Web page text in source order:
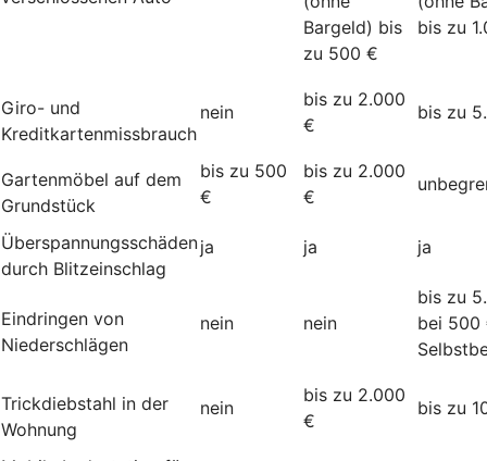
Bargeld) bis
zu 500 €
bis zu
Giro- und
Kreditkartenmissbrauch
nein
bis zu 2.000
€
bis zu
Gartenmöbel auf dem
Grundstück
bis zu 500
€
bis zu 2.000
€
Überspannungsschäden
durch Blitzeinschlag
ja ja ja
Eindringen von
Niederschlägen
nein nein
bis zu
bei 500
Trickdiebstahl in der
Wohnung
nein
bis zu 2.000
€
bis zu